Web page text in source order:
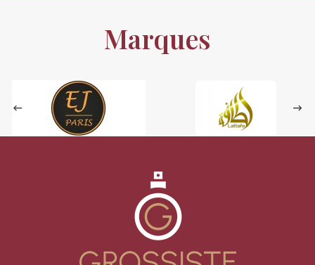
Marques